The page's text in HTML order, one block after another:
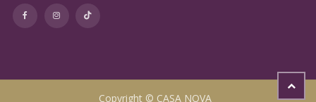
Copyright © CASA NOVA